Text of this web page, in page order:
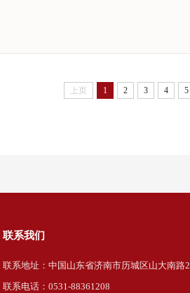
上页 1 2 3 4 5
联系我们
联系地址：中国山东省济南市历城区山大南路
联系电话：0531-88361208